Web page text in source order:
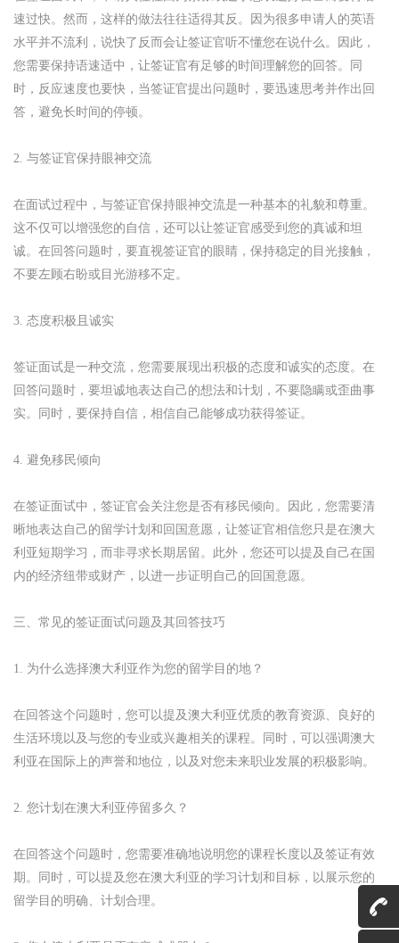
速过快。然而，这样的做法往往适得其反。因为很多申请人的英语
水平并不流利，说快了反而会让签证官听不懂您在说什么。因此，
您需要保持语速适中，让签证官有足够的时间理解您的回答。同
时，反应速度也要快，当签证官提出问题时，要迅速思考并作出回
答，避免长时间的停顿。
2. 与签证官保持眼神交流
在面试过程中，与签证官保持眼神交流是一种基本的礼貌和尊重。
这不仅可以增强您的自信，还可以让签证官感受到您的真诚和坦
诚。在回答问题时，要直视签证官的眼睛，保持稳定的目光接触，
不要左顾右盼或目光游移不定。
3. 态度积极且诚实
签证面试是一种交流，您需要展现出积极的态度和诚实的态度。在
回答问题时，要坦诚地表达自己的想法和计划，不要隐瞒或歪曲事
实。同时，要保持自信，相信自己能够成功获得签证。
4. 避免移民倾向
在签证面试中，签证官会关注您是否有移民倾向。因此，您需要清
晰地表达自己的留学计划和回国意愿，让签证官相信您只是在澳大
利亚短期学习，而非寻求长期居留。此外，您还可以提及自己在国
内的经济纽带或财产，以进一步证明自己的回国意愿。
三、常见的签证面试问题及其回答技巧
1. 为什么选择澳大利亚作为您的留学目的地？
在回答这个问题时，您可以提及澳大利亚优质的教育资源、良好的
生活环境以及与您的专业或兴趣相关的课程。同时，可以强调澳大
利亚在国际上的声誉和地位，以及对您未来职业发展的积极影响。
2. 您计划在澳大利亚停留多久？
在回答这个问题时，您需要准确地说明您的课程长度以及签证有效
期。同时，可以提及您在澳大利亚的学习计划和目标，以展示您的
留学目的明确、计划合理。